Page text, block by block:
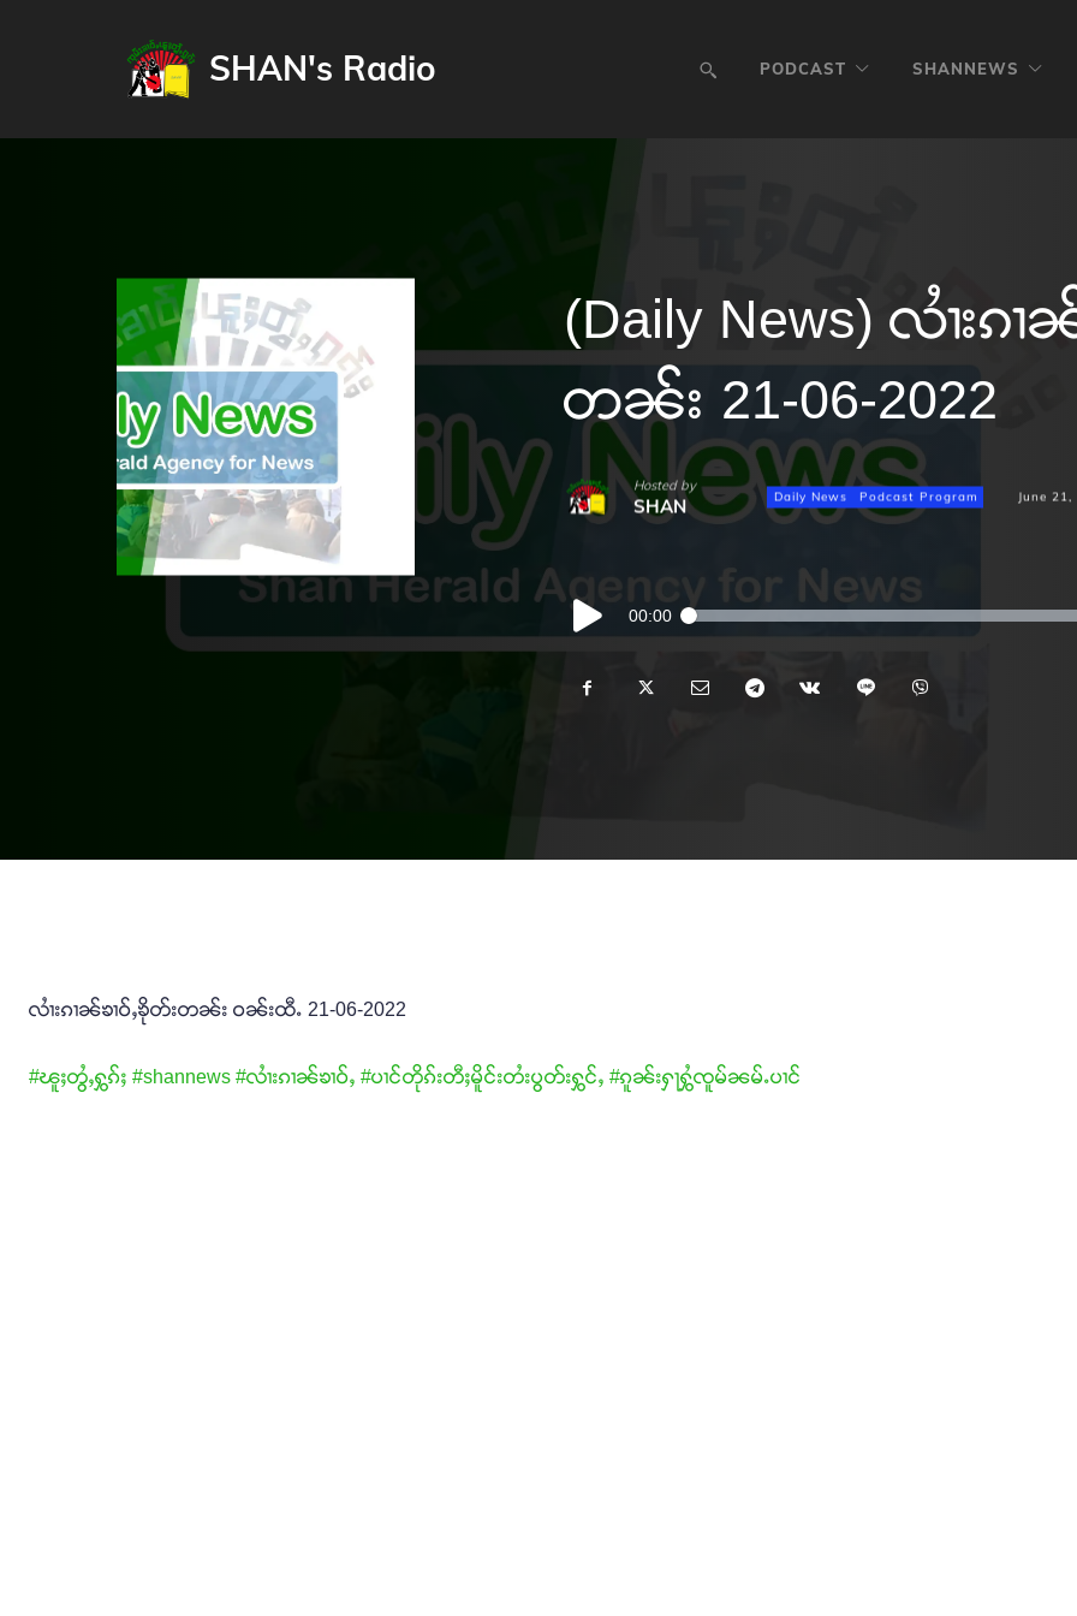
SHAN's Radio PODCAST SHANNEWS
(Daily News) လၢႆးၵၢ
တၼ်း 21-06-2022
Hosted by
SHAN Daily News Podcast Program June 21,
Audio
Player
00:00
လၢႆးၵၢၼ်ၶၢဝ်ႇၶိုတ်းတၼ်း ဝၼ်းထီႉ 21-06-2022
#ၽူႈတွႆႇႁွၵ်ႈ #shannews #လၢႆးၵၢၼ်ၶၢဝ်ႇ #ပၢင်တိုၵ်းတီႈမိူင်းတႆးပွတ်းႁွင်ႇ #ၵူၼ်းႁႃႁွႆၸူမ်ၼမ်ႉပၢင်